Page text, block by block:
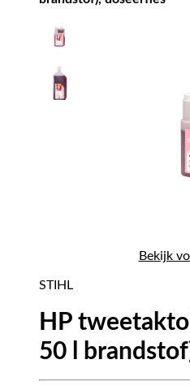
Bekijk
STIHL
HP
50 l